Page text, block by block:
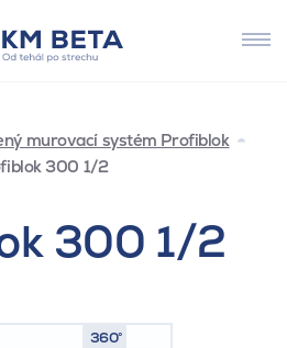
murovací systém Profiblok
300 1/2
300 1/2
360°